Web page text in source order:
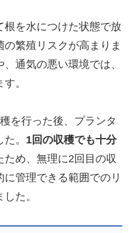
根を水につけた状態で放
繁殖リスクが高まりま
通気の悪い環境では、
。
を行った後、プランタ
。 1回の収穫でも十分
ため、無理に2回目の収
管理できる範囲でのリ
た。